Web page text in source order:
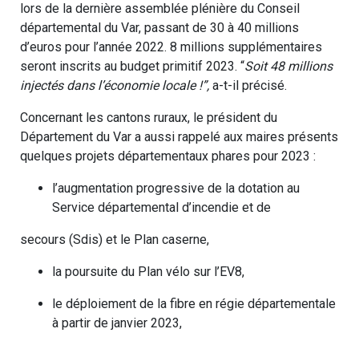
lors de la dernière assemblée plénière du Conseil
départemental du Var, passant de 30 à 40 millions
d’euros pour l’année 2022. 8 millions supplémentaires
seront inscrits au budget primitif 2023. “Soit 48 millions
injectés dans l’économie locale !”, a-t-il précisé.
Concernant les cantons ruraux, le président du
Département du Var a aussi rappelé aux maires présents
quelques projets départementaux phares pour 2023 :
l’augmentation progressive de la dotation au
Service départemental d’incendie et de
secours (Sdis) et le Plan caserne,
la poursuite du Plan vélo sur l’EV8,
le déploiement de la fibre en régie départementale
à partir de janvier 2023,